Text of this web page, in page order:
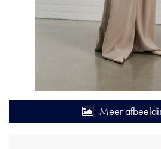
Meer